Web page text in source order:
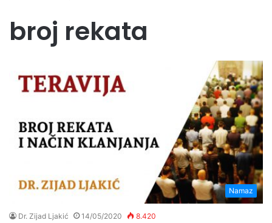
broj rekata
Namaz
Dr. Zijad Ljakić 14/05/2020 8.420